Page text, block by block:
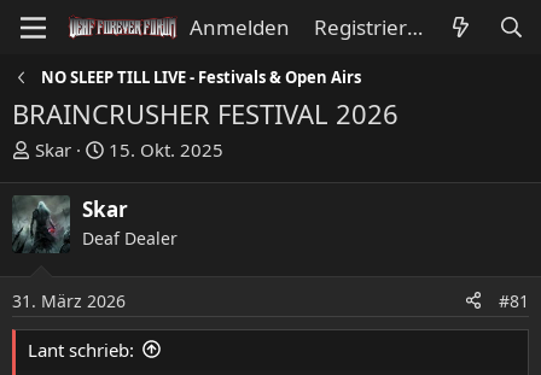
Anmelden Registrieren
NO SLEEP TILL LIVE - Festivals & Open Airs
BRAINCRUSHER FESTIVAL 2026
E
s
t
e
l
e
r
Skar
E
s
t
e
l
l
t
a
15. Okt. 2025
Skar
Deaf Dealer
31. März 2026 #81
Lant schrieb: